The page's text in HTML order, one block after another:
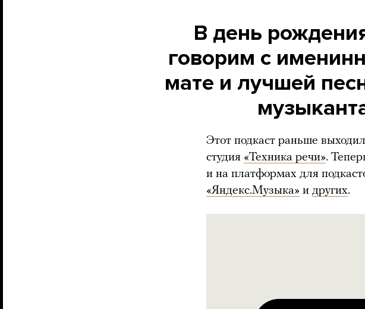
В день
говорим с
мате и лучшей
Этот подкаст раньше
студия «Техника речи».
и на платформах для
«Яндекс.Музыка» и других.